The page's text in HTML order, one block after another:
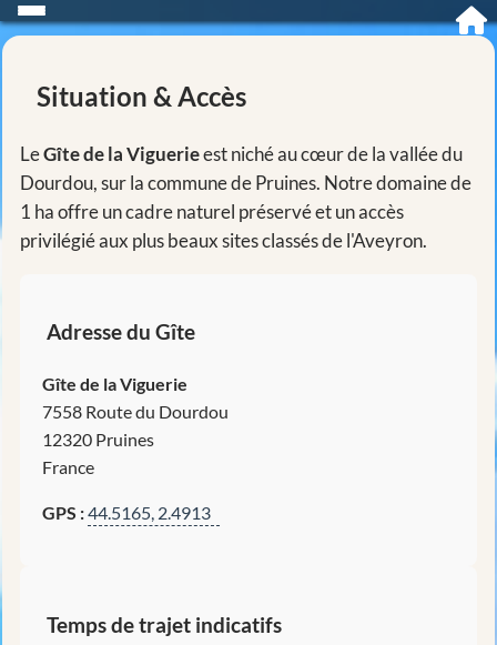
Situation & Accès
LeGîte de la Viguerieest niché au cœur de la vallée du
Dourdou, sur la commune de Pruines. Notre domaine de
1 ha offre un cadre naturel préservé et un accès
privilégié aux plus beaux sites classés de l'Aveyron.
Adresse du Gîte
Gîte de la Viguerie
7558 Route du Dourdou
12320 Pruines
France
GPS :44.5165, 2.4913
Temps de trajet indicatifs